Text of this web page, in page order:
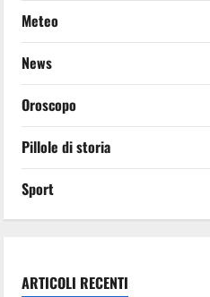
Meteo
News
Oroscopo
Pillole di storia
Sport
ARTICOLI RECENTI